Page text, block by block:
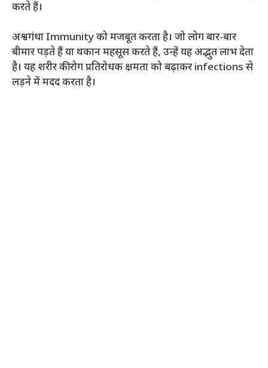
करते हैं।
अश्वगंधा Immunity को मजबूत करता है। जो लोग बार-बार
बीमार पड़ते हैं या थकान महसूस करते हैं, उन्हें यह अद्भुत लाभ देता
है। यह शरीर की रोग प्रतिरोधक क्षमता को बढ़ाकर infections से
लड़ने में मदद करता है।